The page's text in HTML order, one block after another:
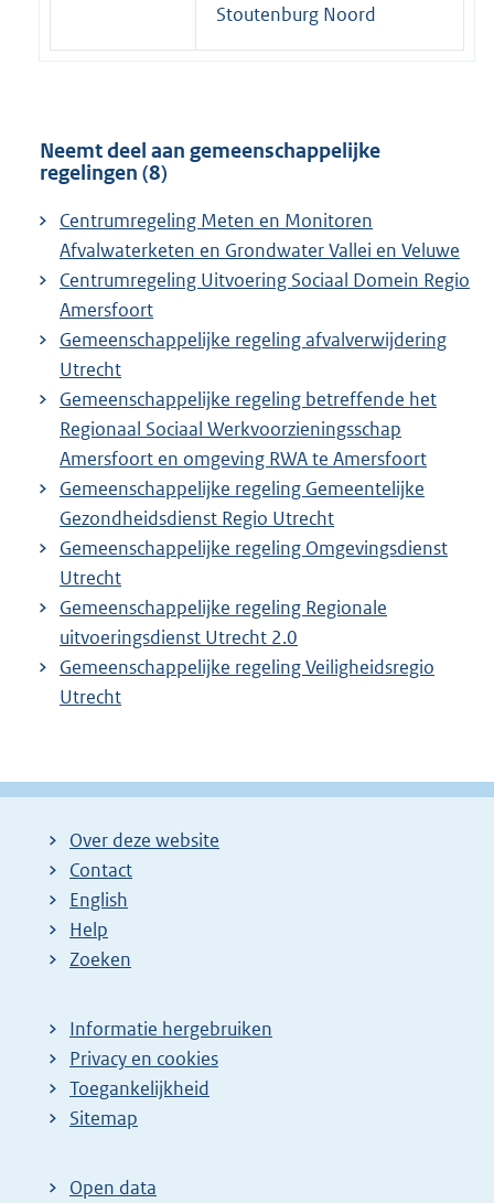
Stoutenburg Noord
Neemt deel aan gemeenschappelijke
regelingen (8)
Centrumregeling Meten en Monitoren
Afvalwaterketen en Grondwater Vallei en Veluwe
Centrumregeling Uitvoering Sociaal Domein Regio
Amersfoort
Gemeenschappelijke regeling afvalverwijdering
Utrecht
Gemeenschappelijke regeling betreffende het
Regionaal Sociaal Werkvoorzieningsschap
Amersfoort en omgeving RWA te Amersfoort
Gemeenschappelijke regeling Gemeentelijke
Gezondheidsdienst Regio Utrecht
Gemeenschappelijke regeling Omgevingsdienst
Utrecht
Gemeenschappelijke regeling Regionale
uitvoeringsdienst Utrecht 2.0
Gemeenschappelijke regeling Veiligheidsregio
Utrecht
Over deze website
Contact
English
Help
Zoeken
Informatie hergebruiken
Privacy en cookies
Toegankelijkheid
Sitemap
Open data